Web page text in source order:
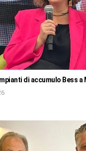
di accumulo Bess a